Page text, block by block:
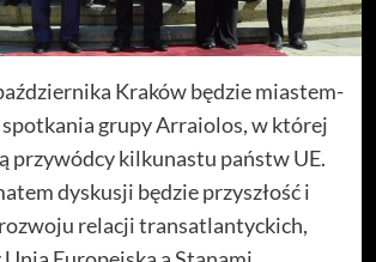
Kraków będzie miastem-
grupy Arraiolos, w której
przywódcy kilkunastu państw UE.
dyskusji będzie przyszłość i
relacji transatlantyckich,